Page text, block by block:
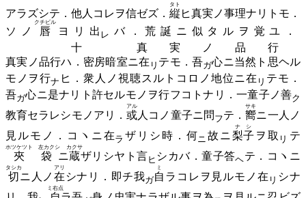
アラズシテ．他人コレヲ信ゼズ． 縦
タト
ヒ真実ノ事理ナリトモ．
ソノ
唇
クチビル
ヨリ 出 レ バ．荒誕ニ似タルヲ覚ユ．
十 真実ノ品行
真実ノ品行ハ．密房暗室ニ在 リ テモ． 吾ガ心ニ当然ト思ヘル
モノヲ行ナ ヒ．衆人ノ視聴スルトコロノ地位ニ在 リ テモ．
吾ガ心ニ是ナリト許セルモノヲ行フコトナリ．一童子ノ善ク
教育セラレシモノアリ． 或
アル
人コノ童子ニ問 フテ． 嚮
サキ
ニ一人ノ
見ルモノ．コヽニ在ラ ザリシ時． 何ニ 故ニ梨子
ナシ
ヲ 取 リ テ
夾袋
ホツケツト 左カクシ
ニ蔵
カクサ
ザリシヤト 言ヒ シカバ．童子答ヘテ．コヽニ
切
タシカ
ニ人ノ 在
アリ
シナリ．即チ我ガ自
ミ
ラコレヲ見ルモノ 在 リ シナ
ミ右点